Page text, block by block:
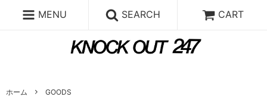
MENU SEARCH CART
ホーム
GOODS